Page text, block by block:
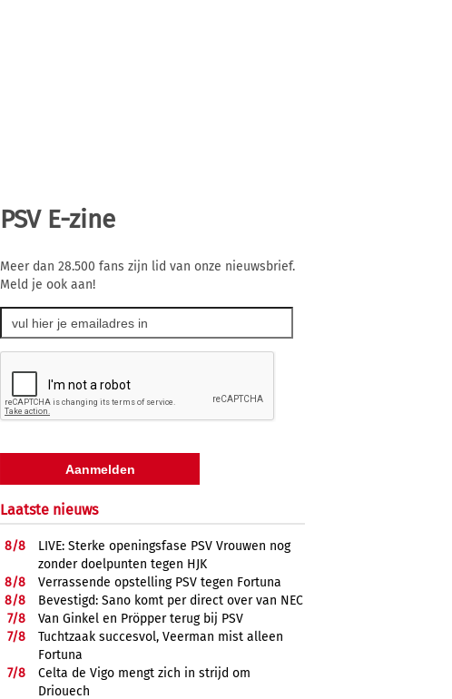
PSV E-zine
Meer dan 28.500 fans zijn lid van onze nieuwsbrief.
Meld je ook aan!
Laatste nieuws
8/8
LIVE: Sterke openingsfase PSV Vrouwen nog
zonder doelpunten tegen HJK
8/8
Verrassende opstelling PSV tegen Fortuna
8/8
Bevestigd: Sano komt per direct over van NEC
7/8
Van Ginkel en Pröpper terug bij PSV
7/8
Tuchtzaak succesvol, Veerman mist alleen
Fortuna
7/8
Celta de Vigo mengt zich in strijd om
Driouech